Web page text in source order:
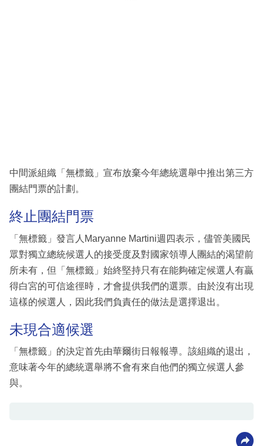
區
中間派組織「無標籤」宣布放棄今年總統選舉中推出第三方
團結門票的計劃。
終止團結門票
「無標籤」發言人Maryanne Martini週四表示，儘管美國民
眾對獨立總統候選人的接受度及對國家領導人團結的渴望前
所未有，但「無標籤」始終堅持只有在能夠確定候選人有贏
得白宮的可信途徑時，才會提供我們的選票。由於沒有出現
這樣的候選人，因此我們負責任的做法是選擇退出。
未現合適候選
「無標籤」的決定首先由華爾街日報報導。該組織的退出，
意味著今年的總統選舉將不會有來自他們的獨立候選人參
與。